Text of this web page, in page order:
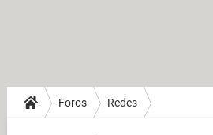
Foros Redes